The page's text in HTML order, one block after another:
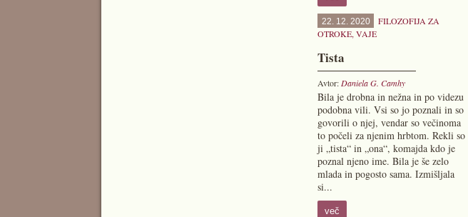
22. 12. 2020
FILOZOFIJA ZA
OTROKE, VAJE
Tista
Avtor: Daniela G. Camhy
Bila je drobna in nežna in po videzu
podobna vili. Vsi so jo poznali in so
govorili o njej, vendar so večinoma
to počeli za njenim hrbtom. Rekli so
ji „tista“ in „ona“, komajda kdo je
poznal njeno ime. Bila je še zelo
mlada in pogosto sama. Izmišljala
si...
več